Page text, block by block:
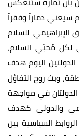
سيعني دماراً وفقراً
الإبراهيمي للسلام
لكل مُحبّي السلام،
اليوم هدف
وبث روح التفاؤل
في مواجهة
والدولي كهدف
السياسية بين